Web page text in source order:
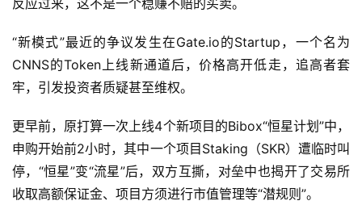
反应过来，这不是一个稳赚不赔的买卖。
“新模式”最近的争议发生在Gate.io的Startup，一个名为
CNNS的Token上线新通道后，价格高开低走，追高者套
牢，引发投资者质疑甚至维权。
更早前，原打算一次上线4个新项目的Bibox“恒星计划”中，
申购开始前2小时，其中一个项目Staking（SKR）遭临时叫
停，“恒星”变“流星”后，双方互撕，对垒中也揭开了交易所
收取高额保证金、项目方须进行市值管理等“潜规则”。